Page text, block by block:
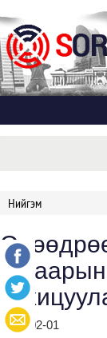
Нийгэм
2024-02-01